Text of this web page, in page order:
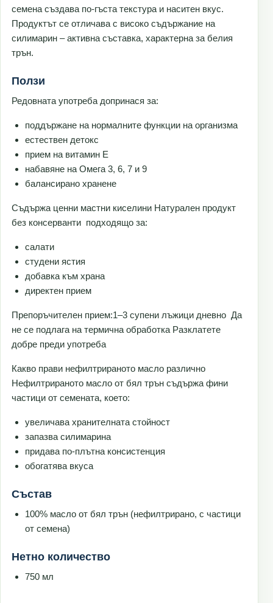
семена създава по-гъста текстура и наситен вкус.
Продуктът се отличава с високо съдържание на
силимарин – активна съставка, характерна за белия
трън.
Ползи
Редовната употреба допринася за:
поддържане на нормалните функции на организма
естествен детокс
прием на витамин Е
набавяне на Омега 3, 6, 7 и 9
балансирано хранене
Съдържа ценни мастни киселини Натурален продукт
без консерванти подходящо за:
салати
студени ястия
добавка към храна
директен прием
Препоръчителен прием:1–3 супени лъжици дневно Да
не се подлага на термична обработка Разклатете
добре преди употреба
Какво прави нефилтрираното масло различно
Нефилтрираното масло от бял трън съдържа фини
частици от семената, което:
увеличава хранителната стойност
запазва силимарина
придава по-плътна консистенция
обогатява вкуса
Състав
100% масло от бял трън (нефилтрирано, с частици
от семена)
Нетно количество
750 мл